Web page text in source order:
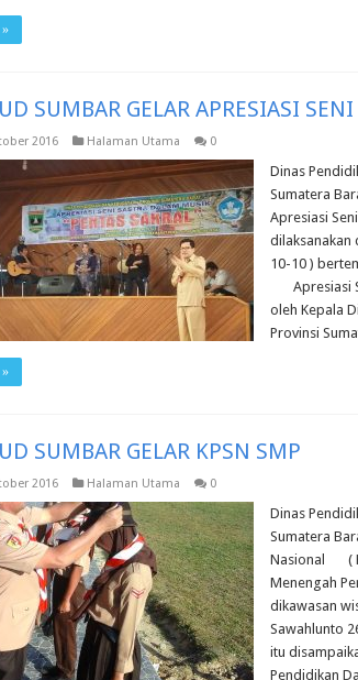
SUMBAR GELAR APRESIASI
2016 Halaman Utama 0
Dinas
Sumatera
Apresiasi
dilaksanakan
10-10 )
Apresiasi
oleh Kepala
Provinsi
SUMBAR GELAR KPSN SMP
2016 Halaman Utama 0
Dinas
Sumatera
Nasional (
Menengah
dikawasan
Sawahlunto
itu
Pendidikan